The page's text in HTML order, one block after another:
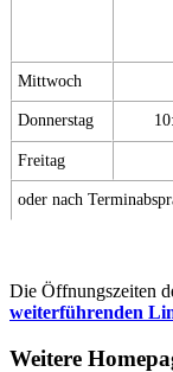
Mittwoch
Donnerstag
Freitag
oder nach
Die Öffnungszeiten
weiterführenden
Weitere